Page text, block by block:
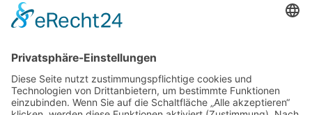
Unternehmensstatistiken für Handwerksbetriebe im
Überblick